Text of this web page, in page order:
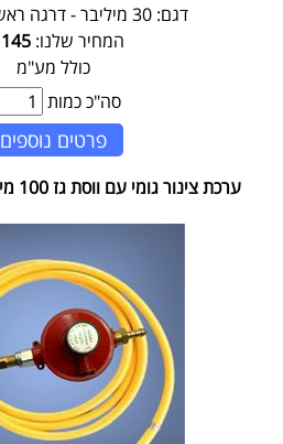
דגם: 30 מיליבר - דרגה ראשונה / שניה
המחיר שלנו:145
כולל מע"מ
סה"כ כמות
פרטים נוספים
ערכת צינור גומי עם ווסת גז 100 מיליבר / ספיקה 3 קג"ש